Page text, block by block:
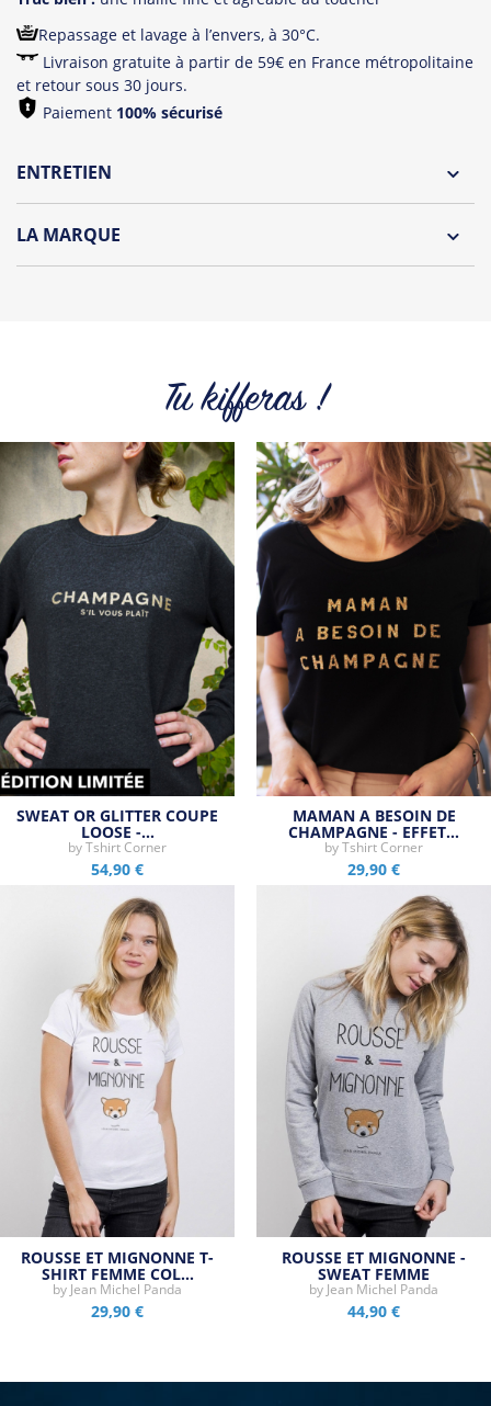
Repassage et lavage à l’envers, à 30°C.
Livraison gratuite à partir de 59€ en France métropolitaine
et retour sous 30 jours.
Paiement 100% sécurisé
ENTRETIEN
LA MARQUE
Tu kifferas !
SWEAT OR GLITTER COUPE
LOOSE -…
byTshirt Corner
54,90 €
MAMAN A BESOIN DE
CHAMPAGNE - EFFET…
byTshirt Corner
29,90 €
ROUSSE ET MIGNONNE T-
SHIRT FEMME COL…
by Jean Michel Panda
29,90 €
ROUSSE ET MIGNONNE -
SWEAT FEMME
by Jean Michel Panda
44,90 €